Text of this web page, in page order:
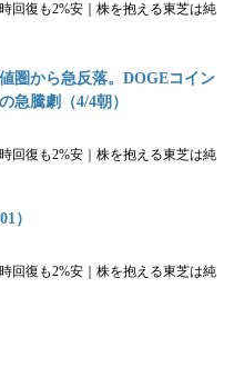
回復も2%安｜株を抱える東芝は純
圏から急反落。DOGEコイン
急騰劇（4/4朝）
回復も2%安｜株を抱える東芝は純
）
回復も2%安｜株を抱える東芝は純